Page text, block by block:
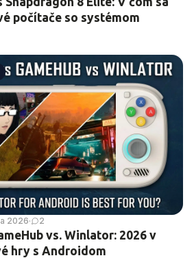
počítače so systémom
2026· 2
vs. Winlator: 2026 v
hry s Androidom